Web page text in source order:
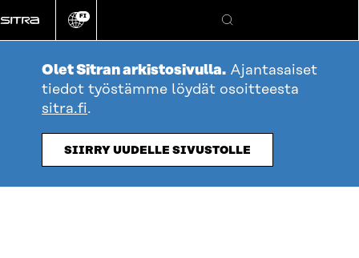
suoraan
sisältöön
Vaihda
kieli
FI
Hae
Olet Sitran arkistosivulla. Ajantasaiset
tiedot työstämme löydät osoitteesta
sitra.fi.
SIIRRY UUDELLE SIVUSTOLLE